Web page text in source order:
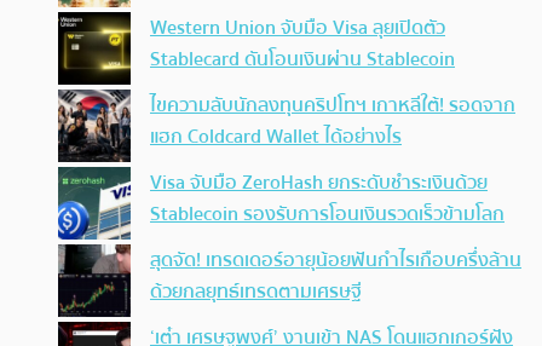
Western Union จับมือ Visa ลุยเปิดตัว
Stablecard ดันโอนเงินผ่าน Stablecoin
ไขความลับนักลงทุนคริปโทฯ เกาหลีใต้! รอดจาก
แฮก Coldcard Wallet ได้อย่างไร
Visa จับมือ ZeroHash ยกระดับชำระเงินด้วย
Stablecoin รองรับการโอนเงินรวดเร็วข้ามโลก
สุดจัด! เทรดเดอร์อายุน้อยฟันกำไรเกือบครึ่งล้าน
ด้วยกลยุทธ์เทรดตามเศรษฐี
‘เต๋า เศรษฐพงศ์’ งานเข้า NAS โดนแฮกเกอร์ฝัง